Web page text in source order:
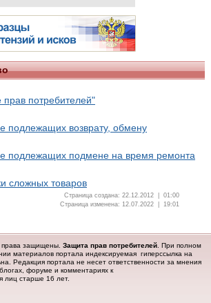
потребителей"
подлежащих возврату, обмену
подлежащих подмене на время ремонта
сложных товаров
Страница создана: 22.12.2012 | 01:00
Страница изменена: 12.07.2022 | 19:01
защищены. Защита прав потребителей . При полном
материалов портала индексируемая гиперссылка на
Редакция портала не несет ответственности за мнения
форуме и комментариях к
лиц старше 16 лет.